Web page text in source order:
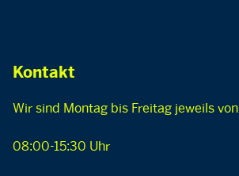
Kontakt
Wir sind Montag bis Freitag jeweils von
08:00-15:30 Uhr